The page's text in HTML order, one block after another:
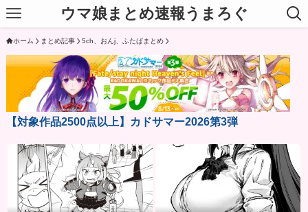
ウマ娘まとめ速報うまろぐ
ホーム まとめ記事 5ch、おんj、ふたばまとめ
【対象作品2500点以上】カドサマー2026第3弾